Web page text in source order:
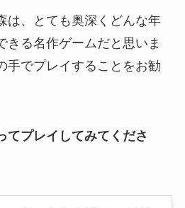
は、とても奥深くどんな年
きる名作ゲームだと思いま
手でプレイすることをお勧
てプレイしてみてくださ